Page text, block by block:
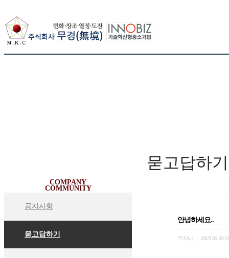
COMPANY
COMMUNITY
공지사항
묻고답하기
묻고답하기
안녕하세요..
우지니 2025.01.29